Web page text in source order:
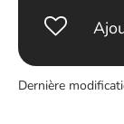
Dernière